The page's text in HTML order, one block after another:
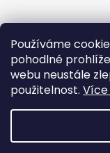
Používáme
pohodlné
webu neustále
použitelnost.